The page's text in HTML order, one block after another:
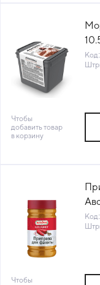
Чтобы
добавить товар
в корзину
Чтобы